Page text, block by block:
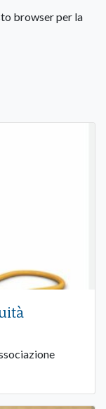
browser per la